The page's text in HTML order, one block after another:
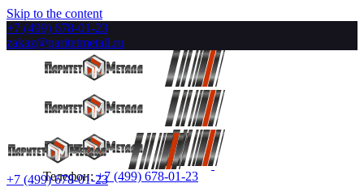
Skip to the content
+7 (499) 678-01-23
zakaz@paritetmetall.ru
Телефон:+7 (499) 678-01-23
+7 (499) 678-01-23